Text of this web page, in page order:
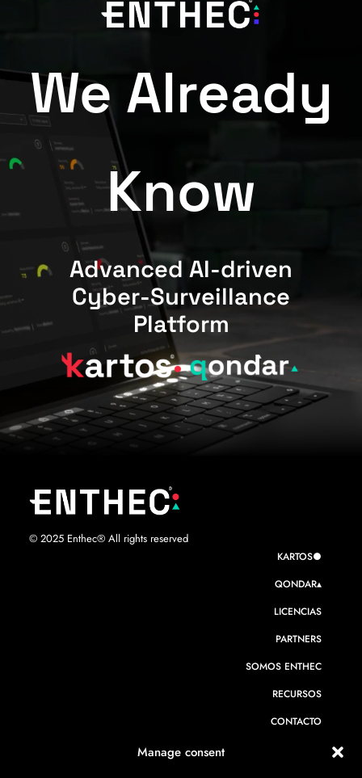
Manage consent
We Already
Know
Advanced AI-driven
Cyber-Surveillance
Platform
© 2025 Enthec® All rights reserved
KARTOS●
QONDAR▴
LICENCIAS
PARTNERS
SOMOS ENTHEC
RECURSOS
CONTACTO